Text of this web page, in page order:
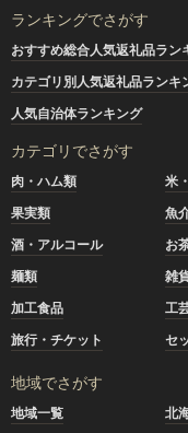
ランキングでさがす
おすすめ総合人気返礼品ラン
カテゴリ別人気返礼品ランキ
人気自治体ランキング
カテゴリでさがす
肉・ハム類 米
果実類
魚
酒・アルコール
お
麺類
雑
加工食品
工
旅行・チケット
セ
地域でさがす
地域一覧 北